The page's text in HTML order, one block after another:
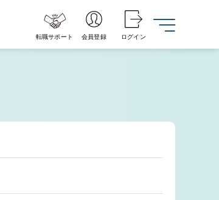
転職サポート 会員登録 ログイン